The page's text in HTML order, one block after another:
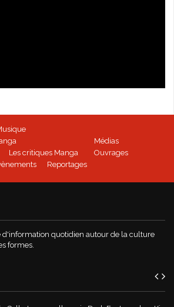
BURST - Tome 1 disponible
Les critiques Manga
Médias
Ouvrages
Reportages
d'information quotidien autour de la culture
formes.